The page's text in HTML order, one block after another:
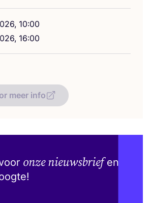
, 10:00
, 16:00
meer info
onze nieuwsbriefen